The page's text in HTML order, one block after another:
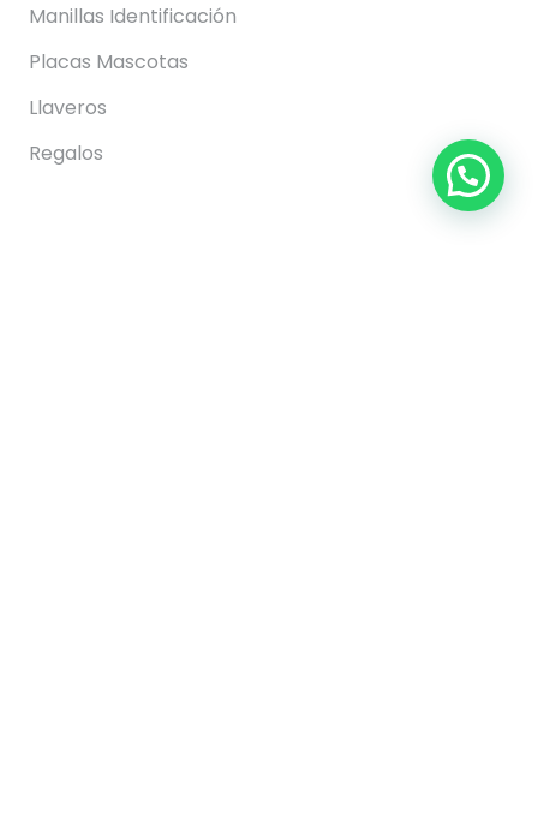
Manillas Identificación
Placas Mascotas
Llaveros
Regalos